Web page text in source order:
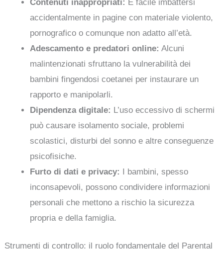
Contenuti inappropriati: È facile imbattersi
accidentalmente in pagine con materiale violento,
pornografico o comunque non adatto all’età.
Adescamento e predatori online: Alcuni
malintenzionati sfruttano la vulnerabilità dei
bambini fingendosi coetanei per instaurare un
rapporto e manipolarli.
Dipendenza digitale: L’uso eccessivo di schermi
può causare isolamento sociale, problemi
scolastici, disturbi del sonno e altre conseguenze
psicofisiche.
Furto di dati e privacy: I bambini, spesso
inconsapevoli, possono condividere informazioni
personali che mettono a rischio la sicurezza
propria e della famiglia.
Strumenti di controllo: il ruolo fondamentale del Parental